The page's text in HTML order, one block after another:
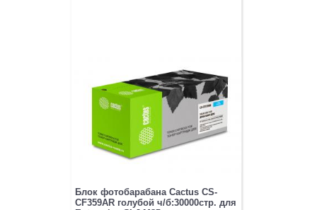
Блок фотобарабана Cactus CS-
CF359AR голубой ч/б:30000стр. для